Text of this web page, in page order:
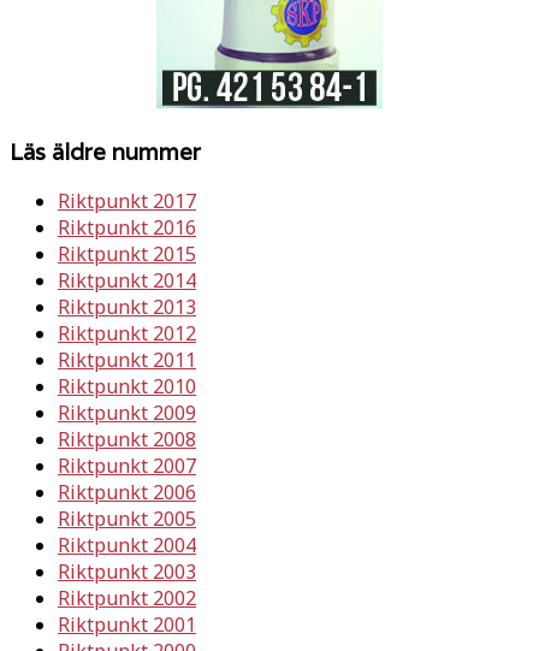
Läs äldre nummer
Riktpunkt 2017
Riktpunkt 2016
Riktpunkt 2015
Riktpunkt 2014
Riktpunkt 2013
Riktpunkt 2012
Riktpunkt 2011
Riktpunkt 2010
Riktpunkt 2009
Riktpunkt 2008
Riktpunkt 2007
Riktpunkt 2006
Riktpunkt 2005
Riktpunkt 2004
Riktpunkt 2003
Riktpunkt 2002
Riktpunkt 2001